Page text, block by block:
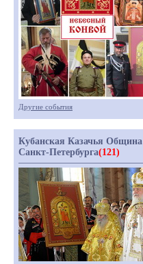
Другие события
Кубанская Казачья Община
Санкт-Петербурга(121)